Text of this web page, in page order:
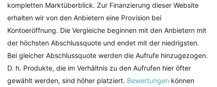
kompletten Marktüberblick. Zur Finanzierung dieser Website
erhalten wir von den Anbietern eine Provision bei
Kontoeröffnung. Die Vergleiche beginnen mit den Anbietern mit
der höchsten Abschlussquote und endet mit der niedrigsten.
Bei gleicher Abschlussquote werden die Aufrufe hinzugezogen.
D. h. Produkte, die im Verhältnis zu den Aufrufen hier öfter
gewählt werden, sind höher platziert. Bewertungen können